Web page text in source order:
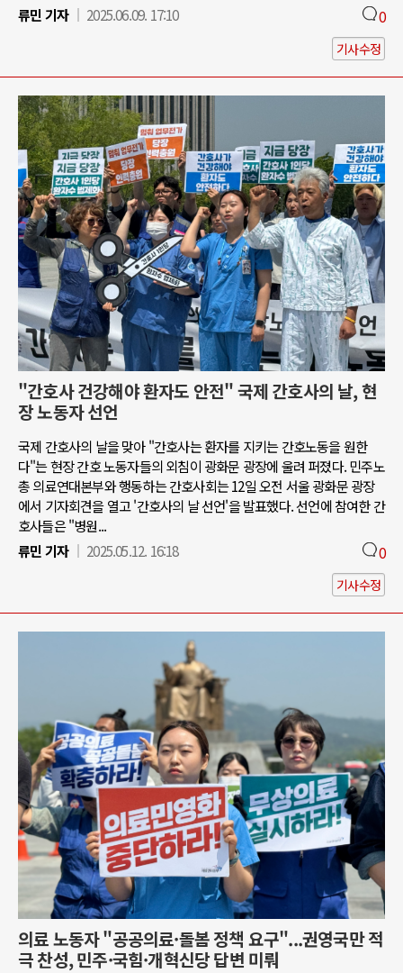
류민 기자
2025.06.09. 17:10 0
기사수정
"간호사 건강해야 환자도 안전" 국제 간호사의 날, 현
장 노동자 선언
국제 간호사의 날을 맞아 "간호사는 환자를 지키는 간호노동을 원한
다"는 현장 간호 노동자들의 외침이 광화문 광장에 울려 퍼졌다. 민주노
총 의료연대본부와 행동하는 간호사회는 12일 오전 서울 광화문 광장
에서 기자회견을 열고 '간호사의 날 선언'을 발표했다. 선언에 참여한 간
호사들은 "병원...
류민 기자
2025.05.12. 16:18 0
기사수정
의료 노동자 "공공의료·돌봄 정책 요구"...권영국만 적
극 찬성, 민주·국힘·개혁신당 답변 미뤄